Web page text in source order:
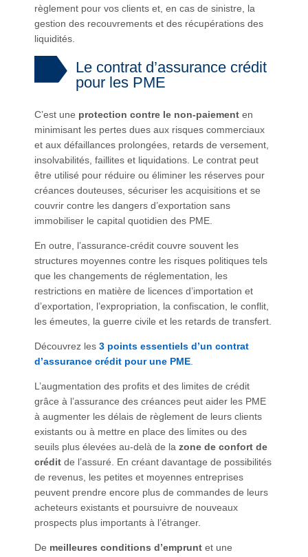
règlement pour vos clients et, en cas de sinistre, la
gestion des recouvrements et des récupérations des
liquidités.
Le contrat d’assurance crédit
pour les PME
C’est une protection contre le non-paiement en
minimisant les pertes dues aux risques commerciaux
et aux défaillances prolongées, retards de versement,
insolvabilités, faillites et liquidations. Le contrat peut
être utilisé pour réduire ou éliminer les réserves pour
créances douteuses, sécuriser les acquisitions et se
couvrir contre les dangers d’exportation sans
immobiliser le capital quotidien des PME.
En outre, l’assurance-crédit couvre souvent les
structures moyennes contre les risques politiques tels
que les changements de réglementation, les
restrictions en matière de licences d’importation et
d’exportation, l’expropriation, la confiscation, le conflit,
les émeutes, la guerre civile et les retards de transfert.
Découvrez les 3 points essentiels d’un contrat
d’assurance crédit pour une PME
L’augmentation des profits et des limites de crédit
grâce à l’assurance des créances peut aider les PME
à augmenter les délais de règlement de leurs clients
existants ou à mettre en place des limites ou des
seuils plus élevées au-delà de la zone de confort de
crédit de l’assuré. En créant davantage de possibilités
de revenus, les petites et moyennes entreprises
peuvent prendre encore plus de commandes de leurs
acheteurs existants et poursuivre de nouveaux
prospects plus importants à l’étranger.
De meilleures conditions d’emprunt et une